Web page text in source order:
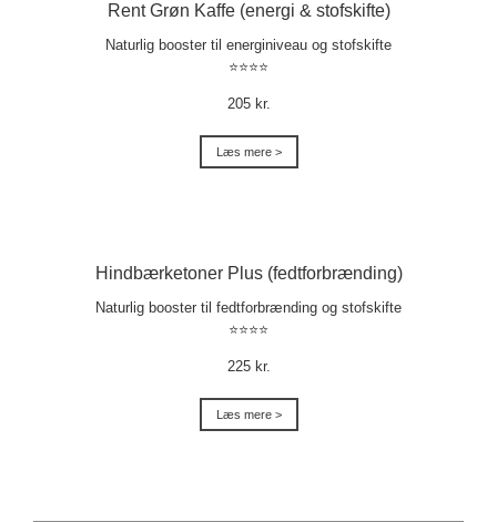
Rent Grøn Kaffe (energi & stofskifte)
Naturlig booster til energiniveau og stofskifte
⭐⭐⭐⭐
205 kr.
Læs mere >
Hindbærketoner Plus (fedtforbrænding)
Naturlig booster til fedtforbrænding og stofskifte
⭐⭐⭐⭐
225 kr.
Læs mere >